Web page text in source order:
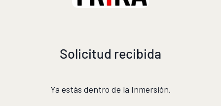
Solicitud recibida
Ya estás dentro de la Inmersión.